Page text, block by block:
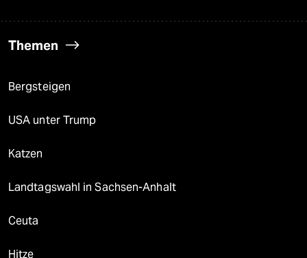
Themen
Bergsteigen
USA unter Trump
Katzen
Landtagswahl in Sachsen-Anhalt
Ceuta
Hitze